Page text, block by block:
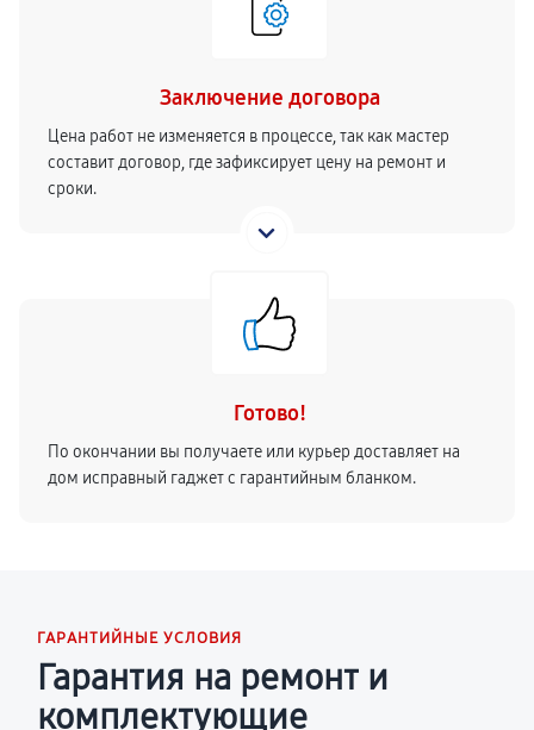
Заключение договора
Цена работ не изменяется в процессе, так как мастер
составит договор, где зафиксирует цену на ремонт и
сроки.
Готово!
По окончании вы получаете или курьер доставляет на
дом исправный гаджет с гарантийным бланком.
ГАРАНТИЙНЫЕ УСЛОВИЯ
Гарантия на ремонт и
комплектующие